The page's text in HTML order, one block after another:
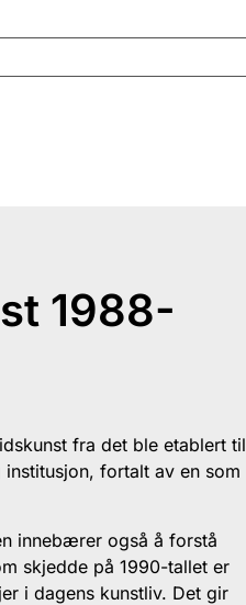
1988-
fra det ble etablert til
fortalt av en som
innebærer også å forstå
skjedde på 1990-tallet er
i dagens kunstliv. Det gir